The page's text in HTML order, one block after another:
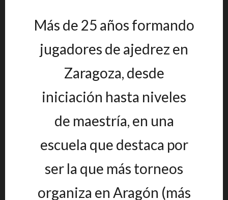
Más de 25 años formando
jugadores de ajedrez en
Zaragoza, desde
iniciación hasta niveles
de maestría, en una
escuela que destaca por
ser la que más torneos
organiza en Aragón (más